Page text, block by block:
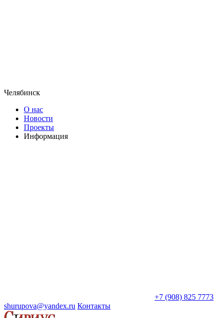
Челябинск
О нас
Новости
Проекты
Информация
+7 (908) 825 7773
shurupova@yandex.ru Контакты